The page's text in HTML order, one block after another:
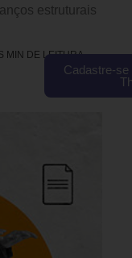
estruturais
MIN DE LEITURA
Cadastre-